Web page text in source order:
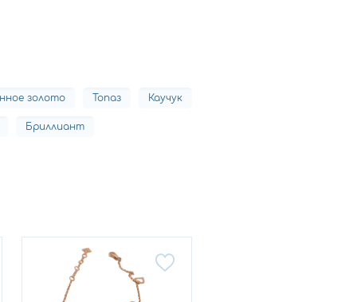
золото Топаз Каучук
Бриллиант